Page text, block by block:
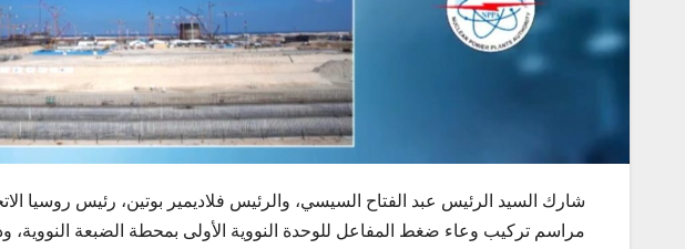
شارك السيد الرئيس عبد الفتاح السيسي، والرئيس فلاديمير بوتين، رئيس روسيا
مراسم تركيب وعاء ضغط المفاعل للوحدة النووية الأولى بمحطة الضبعة النووية،